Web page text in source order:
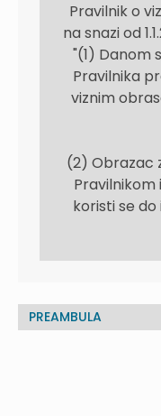
Pravilnik o
na snazi od
"(1) Danom
Pravilnika
viznim
(2) Obrazac
Pravilnikom
koristi se
PREAMBULA